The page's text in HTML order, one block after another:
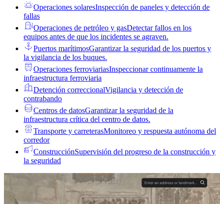
Operaciones solaresInspección de paneles y detección de
fallas
Operaciones de petróleo y gasDetectar fallos en los
equipos antes de que los incidentes se agraven.
Puertos marítimosGarantizar la seguridad de los puertos y
la vigilancia de los buques.
Operaciones ferroviariasInspeccionar continuamente la
infraestructura ferroviaria
Detención correccionalVigilancia y detección de
contrabando
Centros de datosGarantizar la seguridad de la
infraestructura crítica del centro de datos.
Transporte y carreterasMonitoreo y respuesta autónoma del
corredor
ConstrucciónSupervisión del progreso de la construcción y
la seguridad